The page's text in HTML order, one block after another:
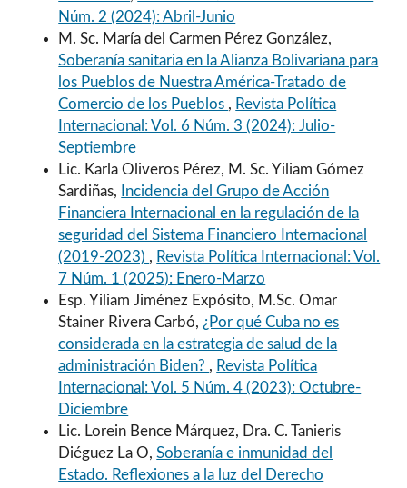
Núm. 2 (2024): Abril-Junio
M. Sc. María del Carmen Pérez González,
Soberanía sanitaria en la Alianza Bolivariana para
los Pueblos de Nuestra América-Tratado de
Comercio de los Pueblos , Revista Política
Internacional: Vol. 6 Núm. 3 (2024): Julio-
Septiembre
Lic. Karla Oliveros Pérez, M. Sc. Yiliam Gómez
Sardiñas,
Incidencia del Grupo de Acción
Financiera Internacional en la regulación de la
seguridad del Sistema Financiero Internacional
(2019-2023) , Revista Política Internacional: Vol.
7 Núm. 1 (2025): Enero-Marzo
Esp. Yiliam Jiménez Expósito, M.Sc. Omar
Stainer Rivera Carbó, ¿Por qué Cuba no es
considerada en la estrategia de salud de la
administración Biden? , Revista Política
Internacional: Vol. 5 Núm. 4 (2023): Octubre-
Diciembre
Lic. Lorein Bence Márquez, Dra. C. Tanieris
Diéguez La O,Soberanía e inmunidad del
Estado. Reflexiones a la luz del Derecho